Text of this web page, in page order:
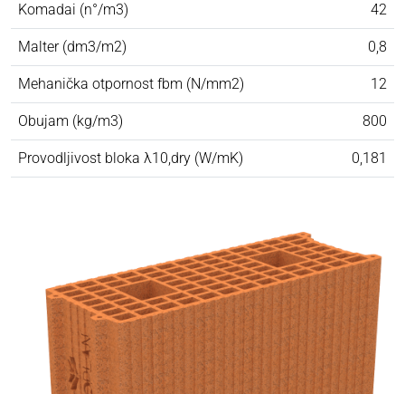
Komadai (n°/m3) 42
Malter (dm3/m2) 0,8
Mehanička otpornost fbm (N/mm2) 12
Obujam (kg/m3) 800
Provodljivost bloka λ10,dry (W/mK) 0,181